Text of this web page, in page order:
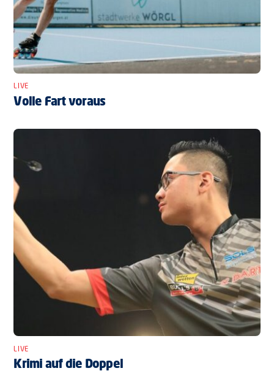
LIVE
Volle Fart voraus
LIVE
Krimi auf die Doppel